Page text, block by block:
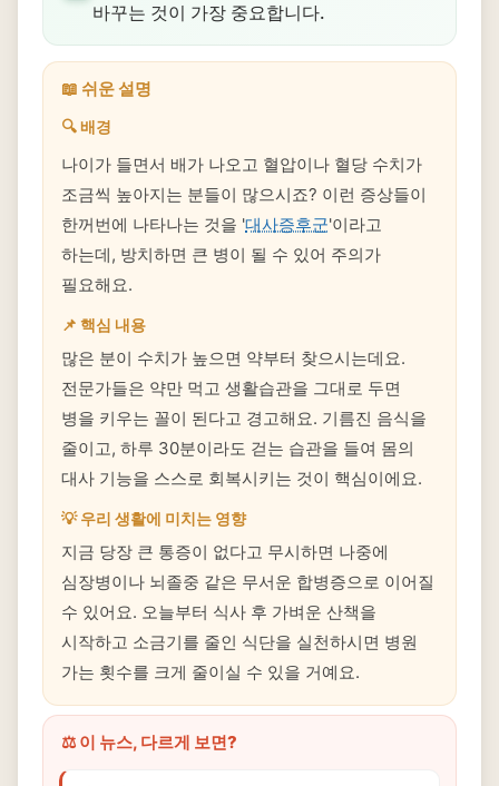
바꾸는 것이 가장 중요합니다.
📖 쉬운 설명
🔍 배경
나이가 들면서 배가 나오고 혈압이나 혈당 수치가
조금씩 높아지는 분들이 많으시죠? 이런 증상들이
한꺼번에 나타나는 것을 '대사증후군'이라고
하는데, 방치하면 큰 병이 될 수 있어 주의가
필요해요.
📌 핵심 내용
많은 분이 수치가 높으면 약부터 찾으시는데요.
전문가들은 약만 먹고 생활습관을 그대로 두면
병을 키우는 꼴이 된다고 경고해요. 기름진 음식을
줄이고, 하루 30분이라도 걷는 습관을 들여 몸의
대사 기능을 스스로 회복시키는 것이 핵심이에요.
💡 우리 생활에 미치는 영향
지금 당장 큰 통증이 없다고 무시하면 나중에
심장병이나 뇌졸중 같은 무서운 합병증으로 이어질
수 있어요. 오늘부터 식사 후 가벼운 산책을
시작하고 소금기를 줄인 식단을 실천하시면 병원
가는 횟수를 크게 줄이실 수 있을 거예요.
⚖️ 이 뉴스, 다르게 보면?